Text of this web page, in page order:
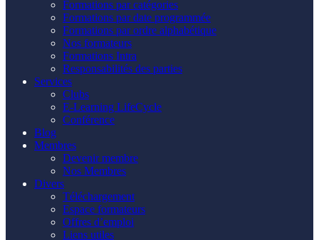
Formations par catégories
Formations par date programmée
Formations par ordre alphabétique
Nos formateurs
Formations Intra
Responsabilités des parties
Services
Clubs
E-Learning LifeCycle
Conférence
Blog
Membres
Devenir membre
Nos Membres
Divers
Téléchargement
Espace formateurs
Offres d’emploi
Liens utiles